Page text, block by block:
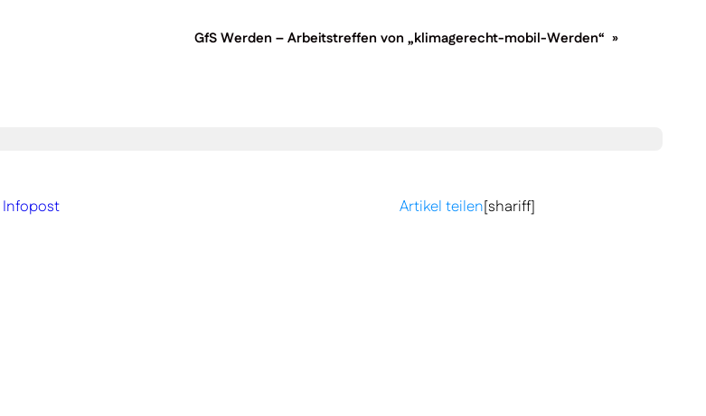
GfS Werden – Arbeitstreffen von „klimagerecht-mobil-Werden“ »
Infopost Artikel teilen[shariff]